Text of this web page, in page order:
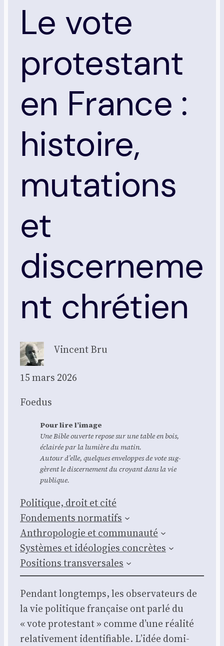
Le vote
protestant
en France :
histoire,
mutations
et
discerneme
nt chrétien
Vincent Bru
15 mars 2026
Foe­dus
Pour lire l’i­mage
Une Bible ouverte repose sur une table en bois,
éclai­rée par la lumière du matin.
Autour d’elle, quelques enve­loppes de vote sug­
gèrent le dis­cer­ne­ment du croyant dans la vie
publique.
Poli­tique, droit et cité
Fon­de­ments nor­ma­tifs
Anthro­po­lo­gie et com­mu­nau­té
Sys­tèmes et idéo­lo­gies concrètes
Posi­tions trans­ver­sales
Pen­dant long­temps, les obser­va­teurs de
la vie poli­tique fran­çaise ont par­lé du
« vote pro­tes­tant » comme d’une réa­li­té
rela­ti­ve­ment iden­ti­fiable. L’idée domi­